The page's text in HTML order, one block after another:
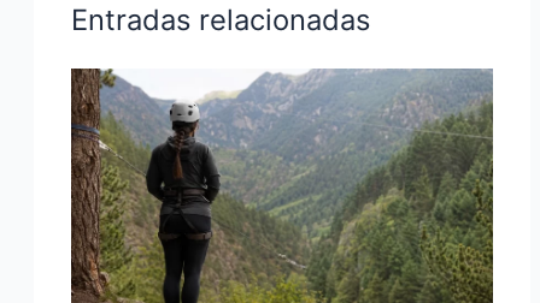
Entradas relacionadas